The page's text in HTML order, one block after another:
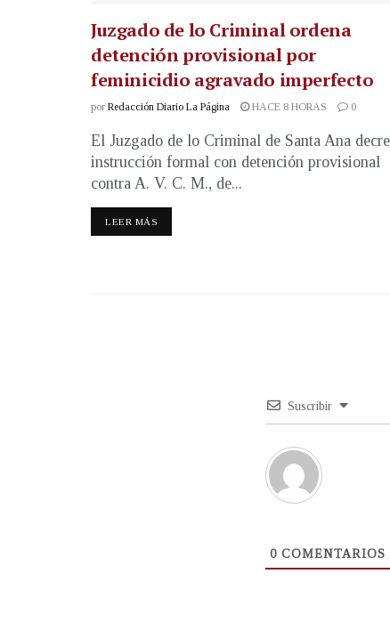
Juzgado de lo Criminal ordena
detención provisional por
feminicidio agravado imperfecto
por Redacción Diario La Página HACE 8 HORAS 0
El Juzgado de lo Criminal de Santa Ana
instrucción formal con detención provisional
contra A. V. C. M., de...
LEER MÁS
Suscribir
0 COMENTARIOS